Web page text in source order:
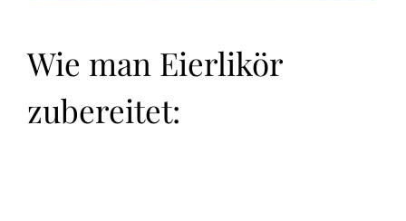
Wie man Eierlikör
zubereitet: